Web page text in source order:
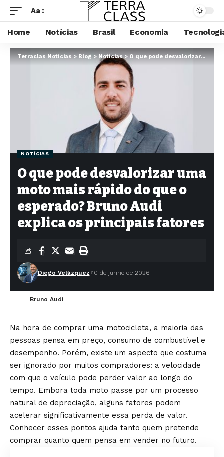
Aa
Home Notícias Brasil Economia
Terraclas Notícias>Blog>Notícias>O que pode desvalorizar uma moto mais rápido do que o esperado? Bruno Audi explica os principais fatores
NOTÍCIAS
O que pode desvalorizar uma
moto mais rápido do que o
esperado? Bruno Audi
explica os principais fatores
Diego Velázquez 10 de junho de 2026
Bruno Audi
Na hora de comprar uma motocicleta, a maioria das
pessoas pensa em preço, consumo de combustível e
desempenho. Porém, existe um aspecto que costuma
ser ignorado por muitos compradores: a velocidade
com que o veículo pode perder valor ao longo do
tempo. Embora toda moto passe por um processo
natural de depreciação, alguns fatores podem
acelerar significativamente essa perda de valor.
Conhecer esses pontos ajuda tanto quem pretende
comprar quanto quem pensa em vender no futuro.